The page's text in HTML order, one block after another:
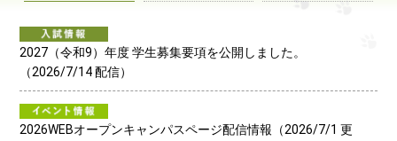
2027（令和9）年度 学生募集要項を公開しました。
（2026/7/14 配信）
2026WEBオープンキャンパスページ配信情報（2026/7/1 更